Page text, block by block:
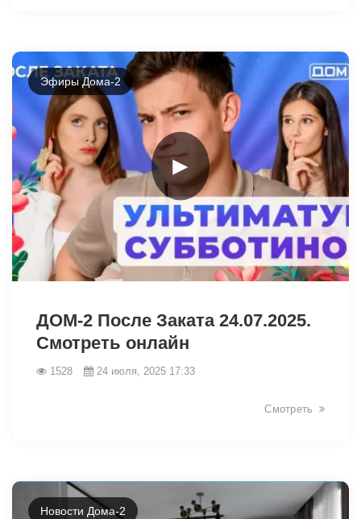
►
Эфиры Дома-2
ДОМ-2 После Заката 24.07.2025.
Смотреть онлайн
1528 24 июля, 2025 17:33
Смотреть
Новости Дома-2